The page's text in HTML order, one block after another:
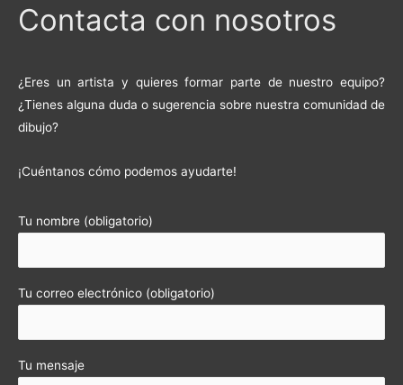
Contacta con nosotros
¿Eres un artista y quieres formar parte de nuestro equipo?
¿Tienes alguna duda o sugerencia sobre nuestra comunidad de
dibujo?
¡Cuéntanos cómo podemos ayudarte!
Tu nombre (obligatorio)
Tu correo electrónico (obligatorio)
Tu mensaje